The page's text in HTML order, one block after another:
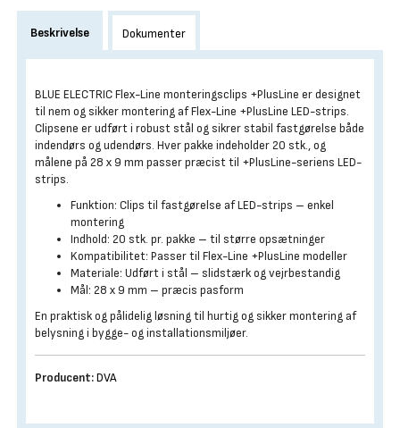
Beskrivelse Dokumenter
BLUE ELECTRIC Flex-Line monteringsclips +PlusLine er designet
til nem og sikker montering af Flex-Line +PlusLine LED-strips.
Clipsene er udført i robust stål og sikrer stabil fastgørelse både
indendørs og udendørs. Hver pakke indeholder 20 stk., og
målene på 28 x 9 mm passer præcist til +PlusLine-seriens LED-
strips.
Funktion: Clips til fastgørelse af LED-strips – enkel
montering
Indhold: 20 stk. pr. pakke – til større opsætninger
Kompatibilitet: Passer til Flex-Line +PlusLine modeller
Materiale: Udført i stål – slidstærk og vejrbestandig
Mål: 28 x 9 mm – præcis pasform
En praktisk og pålidelig løsning til hurtig og sikker montering af
belysning i bygge- og installationsmiljøer.
Producent:DVA